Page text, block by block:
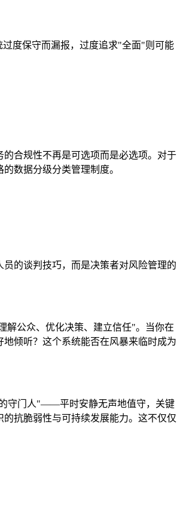
度保守而漏报，过度追求"全面"则可能
合规性不再是可选项而是必选项。对于
数据分级分类管理制度。
的谈判技巧，而是决策者对风险管理的
解公众、优化决策、建立信任"。当你在
倾听？这个系统能否在风暴来临时成为
守门人"——平时安静无声地值守，关键
抗脆弱性与可持续发展能力。这不仅仅